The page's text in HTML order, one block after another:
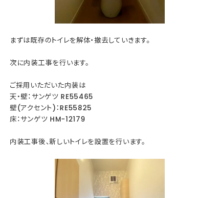
まずは既存のトイレを解体・撤去していきます。
次に内装工事を行います。
ご採用いただいた内装は
天・壁：サンゲツ RE55465
壁(アクセント)：RE55825
床：サンゲツ HM-12179
内装工事後、新しいトイレを設置を行います。